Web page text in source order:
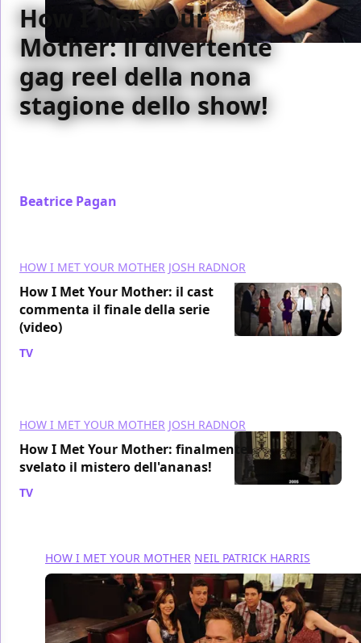
How I Met Your
Mother: il divertente
gag reel della nona
stagione dello show!
Beatrice Pagan
HOW I MET YOUR MOTHER JOSH RADNOR
How I Met Your Mother: il cast
commenta il finale della serie
(video)
TV
HOW I MET YOUR MOTHER JOSH RADNOR
How I Met Your Mother: finalmente
svelato il mistero dell'ananas!
TV
HOW I MET YOUR MOTHER NEIL PATRICK HARRIS